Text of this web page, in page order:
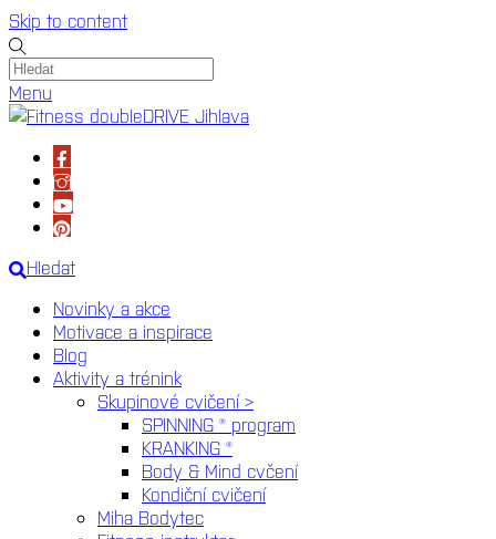
Skip to content
Menu
Hledat
Novinky a akce
Motivace a inspirace
Blog
Aktivity a trénink
Skupinové cvičení >
SPINNING ® program
KRANKING ®
Body & Mind cvčení
Kondiční cvičení
Miha Bodytec